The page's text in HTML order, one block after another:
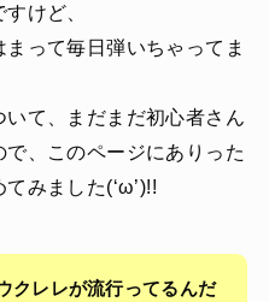
けど、
って毎日弾いちゃってま
て、まだまだ初心者さん
、このページにありった
みました(‘ω’)!!
クレレが流行ってるんだ